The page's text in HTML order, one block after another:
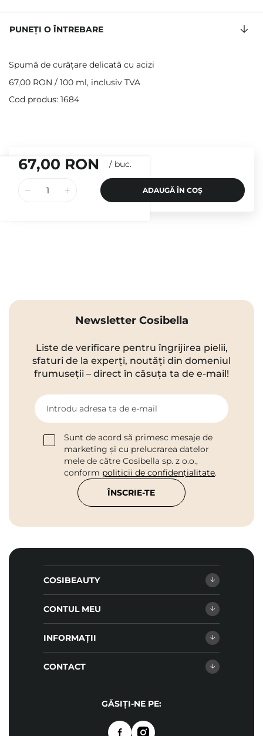
67,00 RON / buc.
ADAUGĂ ÎN COȘ
PUNEȚI O ÎNTREBARE
Spumă de curățare delicată cu acizi
67,00 RON / 100 ml, inclusiv TVA
Cod produs: 1684
Newsletter Cosibella
Liste de verificare pentru îngrijirea pielii,
sfaturi de la experți, noutăți din domeniul
frumuseții – direct în căsuța ta de e-mail!
Introdu adresa ta de e-mail
Sunt de acord să primesc mesaje de
marketing și cu prelucrarea datelor
mele de către Cosibella sp. z o.o.,
conform politicii de confidențialitate.
ÎNSCRIE-TE
COSIBEAUTY
CONTUL MEU
INFORMAȚII
CONTACT
GĂSIȚI-NE PE: